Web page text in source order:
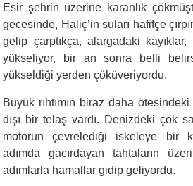
Esir şehrin üzerine karanlık
gecesinde, Haliç’in suları hafifçe
gelip çarptıkça, alargadaki
yükseliyor, bir an sonra belli
yükseldiği yerden çöküveriyordu.
Büyük rıhtımın biraz daha
dışı bir telaş vardı. Denizdeki çok
motorun çevrelediği iskeleye bir
adımda gacırdayan tahtaların
adımlarla hamallar gidip geliyordu.